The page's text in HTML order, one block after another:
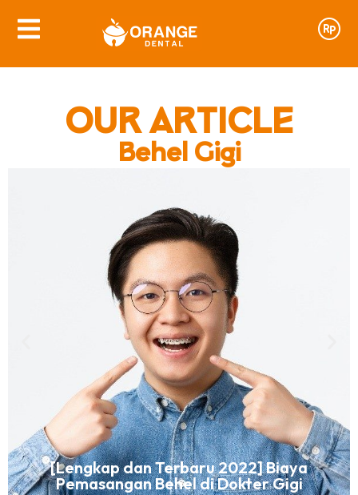
OUR ARTICLE
Behel Gigi
[Lengkap dan Terbaru 2022] Biaya
Pemasangan Behel di Dokter Gigi